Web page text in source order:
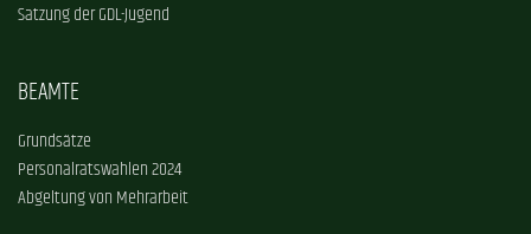
Satzung der GDL-Jugend
BEAMTE
Grundsätze
Personalratswahlen 2024
Abgeltung von Mehrarbeit